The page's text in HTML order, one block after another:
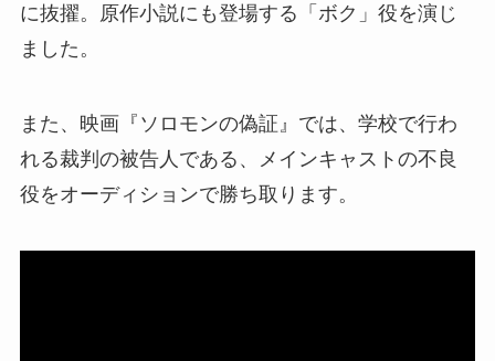
に抜擢。原作小説にも登場する「ボク」役を演じ
ました。
また、映画『 ソロモンの偽証 』では、学校で行わ
れる裁判の被告人である、メインキャストの不良
役をオーディションで勝ち取ります。